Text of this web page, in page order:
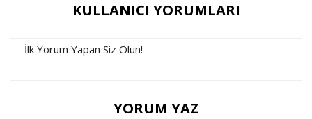
KULLANICI YORUMLARI
İlk Yorum Yapan Siz Olun!
YORUM YAZ